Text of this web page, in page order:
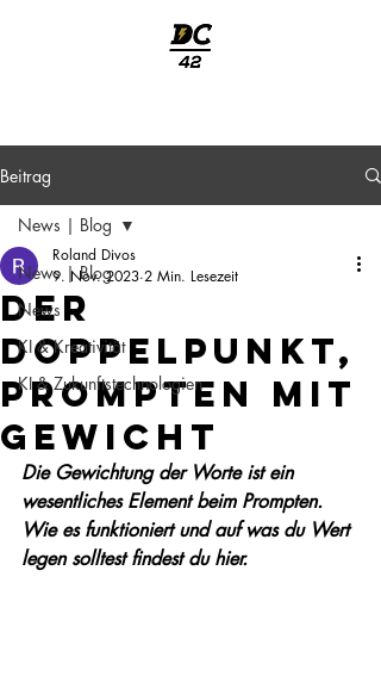
Beitrag
News | Blog
News
KI & Kreativität
KI & Zukunftstechnologien
News | Blog
Der
Doppelpunkt,
prompten mit
Gewicht
Roland Divos
9. Nov. 2023 2 Min. Lesezeit
Die Gewichtung der Worte ist ein
wesentliches Element beim Prompten.
Wie es funktioniert und auf was du Wert
legen solltest findest du hier.